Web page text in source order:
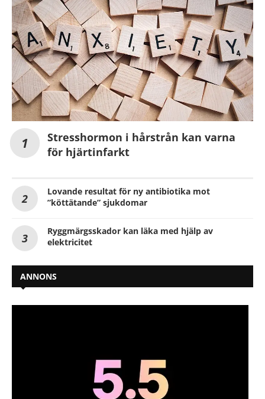
Stresshormon i hårstrån kan varna
för hjärtinfarkt
Lovande resultat för ny antibiotika mot
”köttätande” sjukdomar
Ryggmärgsskador kan läka med hjälp av
elektricitet
ANNONS